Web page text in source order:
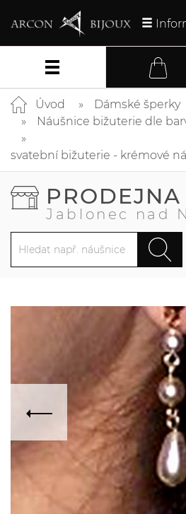
Úvod Dámské šperky
Náušnice bižuterie dle
svatební bižuterie - krémové
PRODEJNA
Jablonec nad